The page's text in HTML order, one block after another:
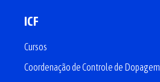
ICF
Cursos
Coordenação de Controle de Dopagem